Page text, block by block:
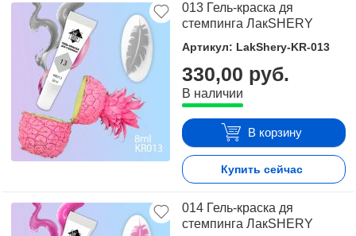
013 Гель-краска дя
стемпинга ЛакSHERY
Артикул: LakShery-KR-013
330,00 руб.
В наличии
В корзину
Купить сейчас
014 Гель-краска дя
стемпинга ЛакSHERY